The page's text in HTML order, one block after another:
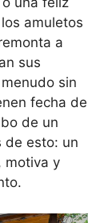
amuletos
a
sus
sin
fecha de
de un
de esto: un
motiva y